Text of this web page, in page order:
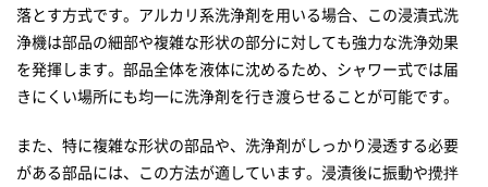
落とす方式です。アルカリ系洗浄剤を用いる場合、この浸漬式洗
浄機は部品の細部や複雑な形状の部分に対しても強力な洗浄効果
を発揮します。部品全体を液体に沈めるため、シャワー式では届
きにくい場所にも均一に洗浄剤を行き渡らせることが可能です。
また、特に複雑な形状の部品や、洗浄剤がしっかり浸透する必要
がある部品には、この方法が適しています。浸漬後に振動や攪拌